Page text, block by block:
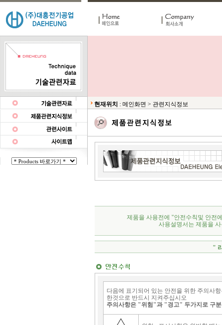
현재위치 : 메인화면 > 관련지식정보
제품을 사용전에 "안전수칙및 안전
사용설명서는 제품을
"
다음에 표기되어 있는 안전을 위한 주의사
한것으로 반드시 지켜주십시오
주의사항은 "위험"과 "경고" 두가지로 구